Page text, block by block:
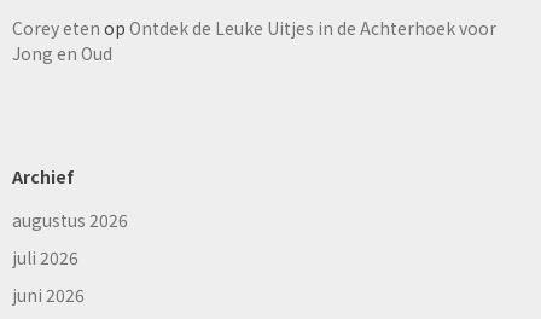
Corey eten op Ontdek de Leuke Uitjes in de Achterhoek voor
Jong en Oud
Archief
augustus 2026
juli 2026
juni 2026